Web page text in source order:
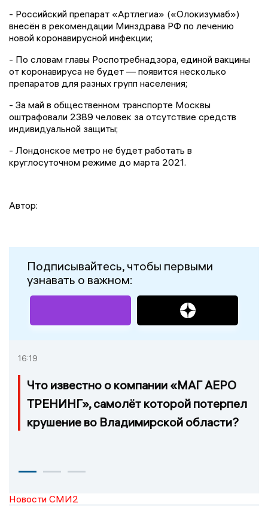
- Российский препарат «Артлегиа» («Олокизумаб»)
внесён в рекомендации Минздрава РФ по лечению
новой коронавирусной инфекции;
- По словам главы Роспотребнадзора, единой вакцины
от коронавируса не будет — появится несколько
препаратов для разных групп населения;
- За май в общественном транспорте Москвы
оштрафовали 2389 человек за отсутствие средств
индивидуальной защиты;
- Лондонское метро не будет работать в
круглосуточном режиме до марта 2021.
Автор:
Подписывайтесь, чтобы первыми
узнавать о важном:
16:19
Что известно о компании «МАГ АЕРО
ТРЕНИНГ», самолёт которой потерпел
крушение во Владимирской области?
Новости СМИ2